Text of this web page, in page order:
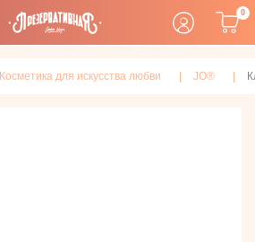
0
Косметика для искусства любви JO®